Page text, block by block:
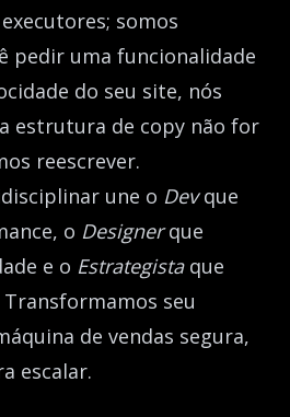
somos
pedir uma funcionalidade
do seu site, nós
estrutura de copy não for
reescrever.
une o Devque
o Designerque
e o Estrategistaque
seu
de vendas segura,
escalar.